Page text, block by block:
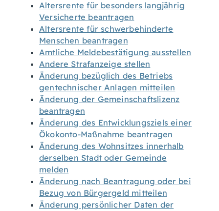
Altersrente für besonders langjährig
Versicherte beantragen
Altersrente für schwerbehinderte
Menschen beantragen
Amtliche Meldebestätigung ausstellen
Andere Strafanzeige stellen
Änderung bezüglich des Betriebs
gentechnischer Anlagen mitteilen
Änderung der Gemeinschaftslizenz
beantragen
Änderung des Entwicklungsziels einer
Ökokonto-Maßnahme beantragen
Änderung des Wohnsitzes innerhalb
derselben Stadt oder Gemeinde
melden
Änderung nach Beantragung oder bei
Bezug von Bürgergeld mitteilen
Änderung persönlicher Daten der